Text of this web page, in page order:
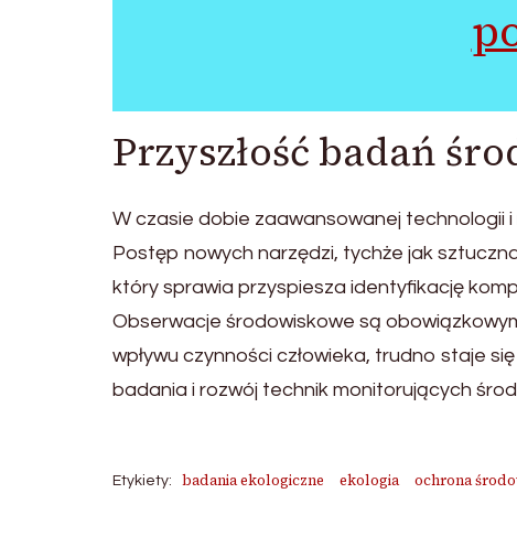
Przyszłość badań
W czasie dobie zaawansowanej technologii
Postęp nowych narzędzi, tychże jak
który sprawia przyspiesza identyfikację
Obserwacje środowiskowe są
wpływu czynności człowieka, trudno staje
badania i rozwój technik monitorujących
Etykiety: badania ekologiczne ekologia ochrona